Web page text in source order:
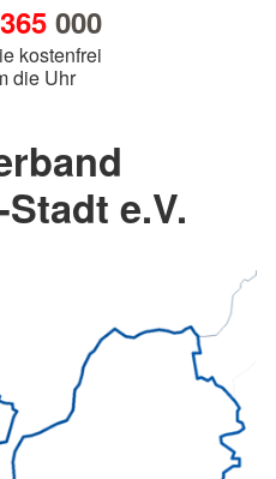
365000
kostenfrei
die Uhr
e.V.